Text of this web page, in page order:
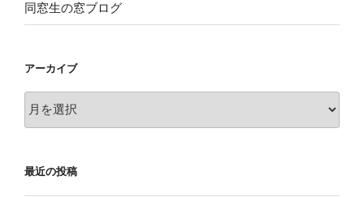
同窓生の窓ブログ
アーカイブ
ー
ブ
最近の投稿